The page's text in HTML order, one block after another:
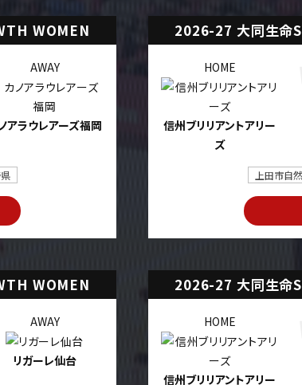
WOMEN
AWAY
アラウレアーズ福岡
2026-27 大同生命
HOME
信州ブリリアントアリー
ズ
上田市自
WOMEN
AWAY
リガーレ仙台
2026-27 大同生命
HOME
信州ブリリアントアリー